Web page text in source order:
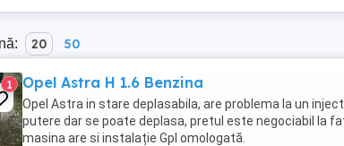
20 50
1 Opel Astra H 1.6 Benzina
Opel Astra in stare deplasabila, are problema la un
putere dar se poate deplasa, pretul este negociabil la
masina are si instalație Gpl omologată.